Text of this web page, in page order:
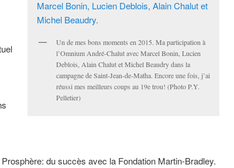
Un de mes bons moments en 2015. Ma participation à
l’Omnium André-Chalut avec Marcel Bonin, Lucien
Deblois, Alain Chalut et Michel Beaudry dans la
campagne de Saint-Jean-de-Matha. Encore une fois, j’ai
réussi mes meilleurs coups au 19e trou! (Photo P.Y.
Pelletier)
du succès avec la Fondation Martin-Bradley.